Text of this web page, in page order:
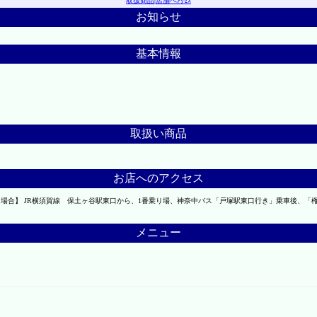
お知らせ
基本情報
取扱い商品
お店へのアクセス
合】 JR横須賀線 保土ヶ谷駅東口から、1番乗り場、神奈中バス「戸塚駅東口行き」乗車後、「
メニュー